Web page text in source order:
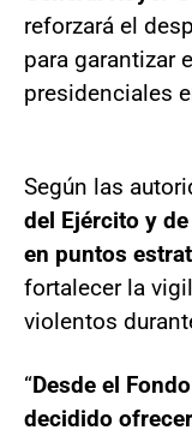
reforzará el
para garantizar
presidenciales
Según las
del Ejército y
en puntos
fortalecer la
violentos
“Desde el
decidido